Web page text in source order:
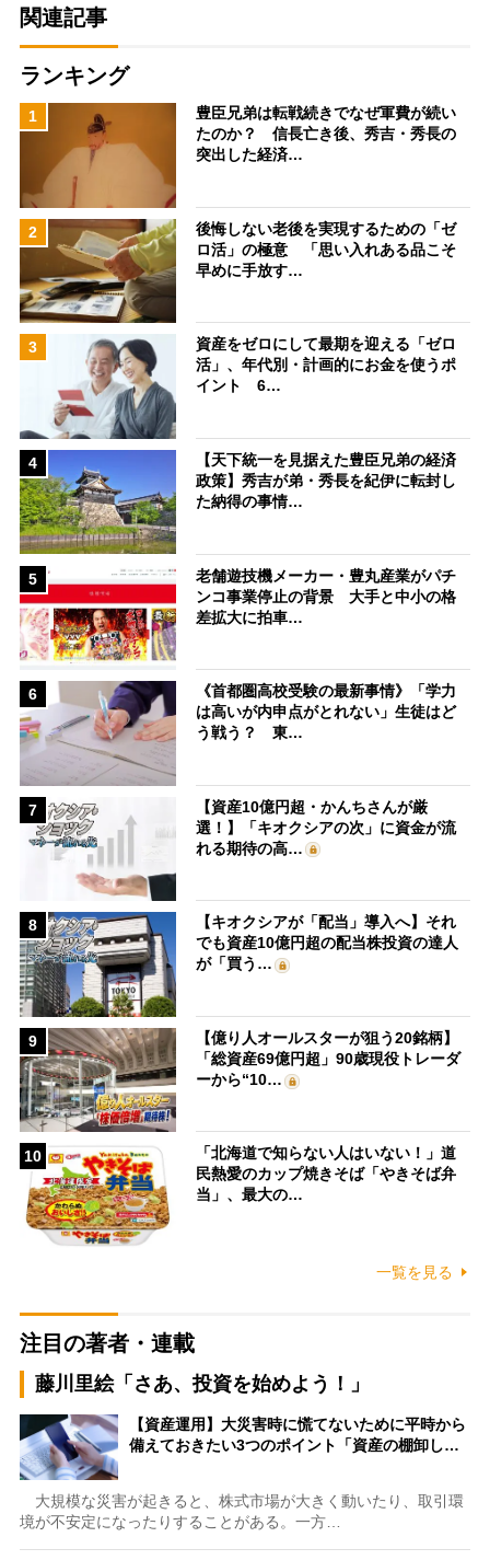
関連記事
ランキング
1
豊臣兄弟は転戦続きでなぜ軍費が続い
たのか？ 信長亡き後、秀吉・秀長の
突出した経済…
2
後悔しない老後を実現するための「ゼ
ロ活」の極意 「思い入れある品こそ
早めに手放す…
3
資産をゼロにして最期を迎える「ゼロ
活」、年代別・計画的にお金を使うポ
イント 6…
4
【天下統一を見据えた豊臣兄弟の経済
政策】秀吉が弟・秀長を紀伊に転封し
た納得の事情…
5
老舗遊技機メーカー・豊丸産業がパチ
ンコ事業停止の背景 大手と中小の格
差拡大に拍車…
6
《首都圏高校受験の最新事情》「学力
は高いが内申点がとれない」生徒はど
う戦う？ 東…
7
【資産10億円超・かんちさんが厳
選！】「キオクシアの次」に資金が流
れる期待の高…
8
【キオクシアが「配当」導入へ】それ
でも資産10億円超の配当株投資の達人
が「買う…
9
【億り人オールスターが狙う20銘柄】
「総資産69億円超」90歳現役トレーダ
ーから“10…
10
「北海道で知らない人はいない！」道
民熱愛のカップ焼きそば「やきそば弁
当」、最大の…
一覧を見る
注目の著者・連載
藤川里絵「さあ、投資を始めよう！」
【資産運用】大災害時に慌てないために平時から
備えておきたい3つのポイント「資産の棚卸し…
大規模な災害が起きると、株式市場が大きく動いたり、取引環
境が不安定になったりすることがある。一方…